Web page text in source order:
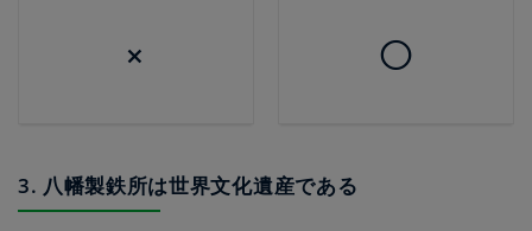
× ◯
3. 八幡製鉄所は世界文化遺産である